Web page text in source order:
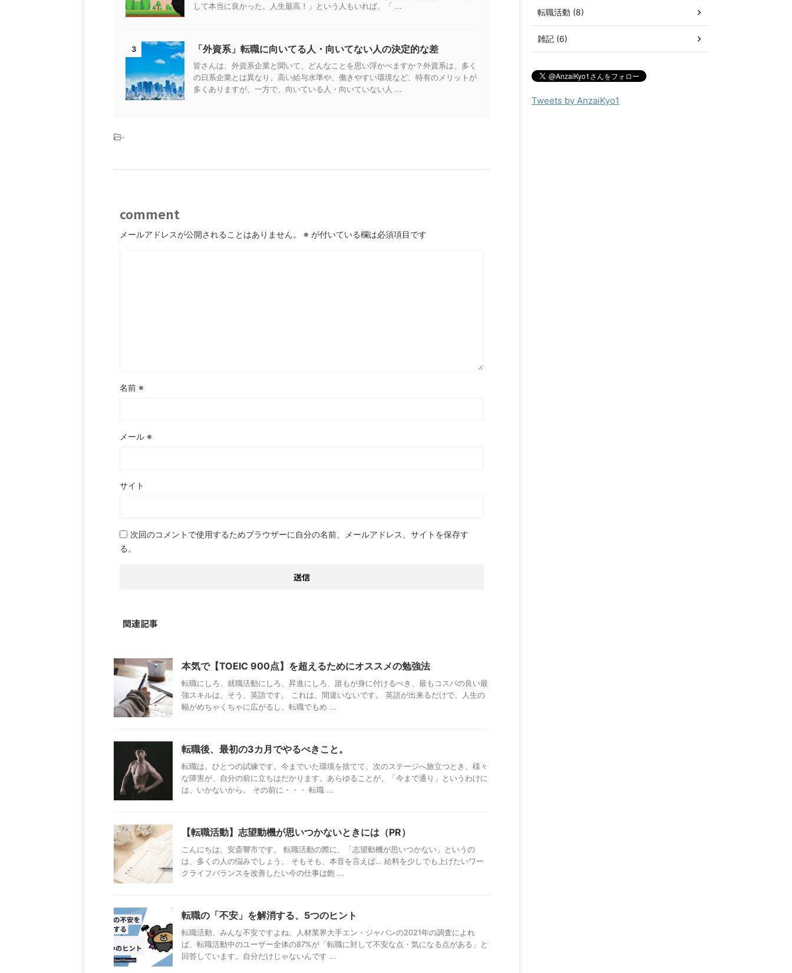
して本当に良かった。人生最高！」という人もいれば、「 ...
3 「外資系」転職に向いてる人・向いてない人の決定的な差
皆さんは、外資系企業と聞いて、どんなことを思い浮かべますか？外資系は、多く
の日系企業とは異なり、高い給与水準や、働きやすい環境など、特有のメリットが
多くありますが、一方で、向いている人・向いていない人 ...
-
comment
メールアドレスが公開されることはありません。 ※ が付いている欄は必須項目です
名前 ※
メール ※
サイト
次回のコメントで使用するためブラウザーに自分の名前、メールアドレス、サイトを保存す
る。
関連記事
本気で【TOEIC 900点】を超えるためにオススメの勉強法
転職にしろ、就職活動にしろ、昇進にしろ、誰もが身に付けるべき、最もコスパの良い最
強スキルは、そう、英語です。 これは、間違いないです。 英語が出来るだけで、人生の
幅がめちゃくちゃに広がるし、転職でもめ ...
転職後、最初の3カ月でやるべきこと。
転職は、ひとつの試練です。今までいた環境を捨てて、次のステージへ旅立つとき、様々
な障害が、自分の前に立ちはだかります。あらゆることが、「今まで通り」というわけに
は、いかないから。 その前に・・・ 転職 ...
【転職活動】志望動機が思いつかないときには（PR）
こんにちは、安斎響市です。 転職活動の際に、「志望動機が思いつかない」というの
は、多くの人の悩みでしょう。 そもそも、本音を言えば… 給料を少しでも上げたいワー
クライフバランスを改善したい今の仕事は飽 ...
転職の「不安」を解消する、5つのヒント
転職活動、みんな不安ですよね。人材業界大手エン・ジャパンの2021年の調査によれ
ば、転職活動中のユーザー全体の87%が「転職に対して不安な点・気になる点がある」と
回答しています。自分だけじゃないんです ...
転職活動 (8)
雑記 (6)
Tweets by AnzaiKyo1